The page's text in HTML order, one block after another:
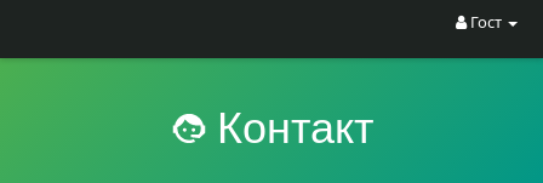
Гост
Контакт